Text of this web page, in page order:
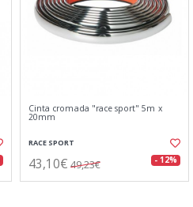
Cinta cromada "race sport" 5m x
20mm
RACE SPORT
43,10€ 49,23€ - 12%